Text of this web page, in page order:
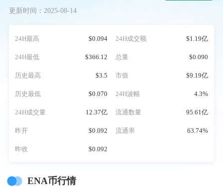
更新时间：2025-08-14
24H最高 $0.094 24H成交额 $1.19亿
24H最低 $366.12 总量 $0.090
历史最高 $3.5 市值 $9.19亿
历史最低 $0.070 24H波幅 4.3%
24H成交量 12.37亿 流通数量 95.61亿
昨开 $0.092 流通率 63.74%
昨收 $0.092
ENA币行情